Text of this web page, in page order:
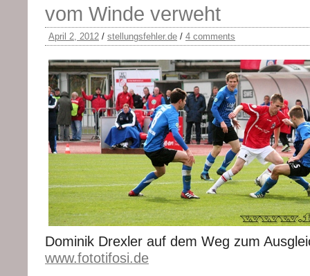
vom Winde verweht
April 2, 2012 / stellungsfehler.de / 4 comments
Dominik Drexler auf dem Weg zum
www.fototifosi.de